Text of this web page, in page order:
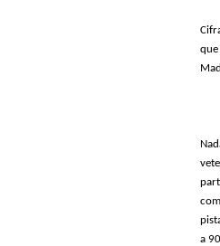
que
a